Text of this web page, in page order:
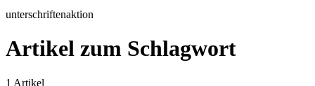
unterschriftenaktion
Artikel zum Schlagwort
1 Artikel